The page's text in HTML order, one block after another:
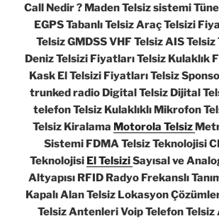
Call Nedir ? Maden Telsiz sistemi
EGPS Tabanlı Telsiz Araç Telsizi
Telsiz GMDSS VHF Telsiz AIS
Deniz Telsizi Fiyatları Telsiz Kulaklık
Kask El Telsizi Fiyatları Telsiz
trunked radio Digital Telsiz Dijital
telefon Telsiz Kulaklıklı Mikrofon
Telsiz Kiralama Motorola Telsiz
Sistemi FDMA Telsiz Teknolojisi
Teknolojisi El TelsiziSayısal ve
Altyapısı RFID Radyo Frekanslı
Kapalı Alan Telsiz Lokasyon
Telsiz Antenleri Voip Telefon